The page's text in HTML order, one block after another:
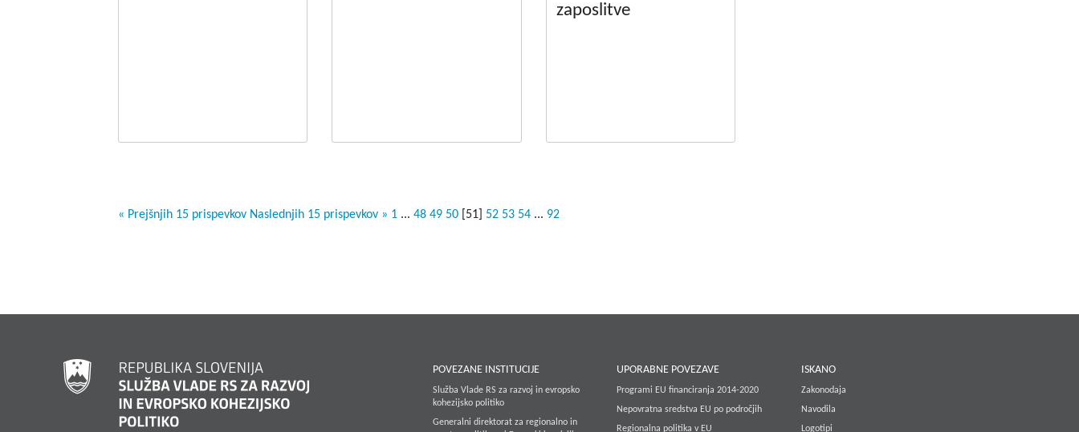
zaposlitve
« Prejšnjih 15 prispevkov Naslednjih 15 prispevkov » 1 ... 48 49 50 51 52 53 54 ... 92
POVEZANE INSTITUCIJE
Služba Vlade RS za razvoj in evropsko
kohezijsko politiko
Generalni direktorat za regionalno in
UPORABNE POVEZAVE
Programi EU financiranja 2014-2020
Nepovratna sredstva EU po področjih
Regionalna politika v EU
ISKANO
Zakonodaja
Navodila
Logotipi